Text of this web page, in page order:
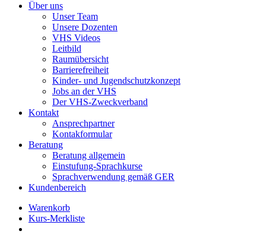
Über uns
Unser Team
Unsere Dozenten
VHS Videos
Leitbild
Raumübersicht
Barrierefreiheit
Kinder- und Jugendschutzkonzept
Jobs an der VHS
Der VHS-Zweckverband
Kontakt
Ansprechpartner
Kontakformular
Beratung
Beratung allgemein
Einstufung-Sprachkurse
Sprachverwendung gemäß GER
Kundenbereich
Warenkorb
Kurs-Merkliste